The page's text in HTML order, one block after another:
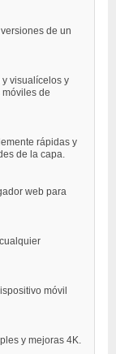
de un
visualícelos y
de
rápidas y
de la capa.
web para
móvil
y mejoras 4K.